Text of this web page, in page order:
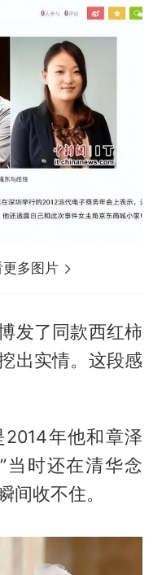
多图片
发了同款西红柿
出实情。这段感
年他和章泽
当时还在清华念
间收不住。